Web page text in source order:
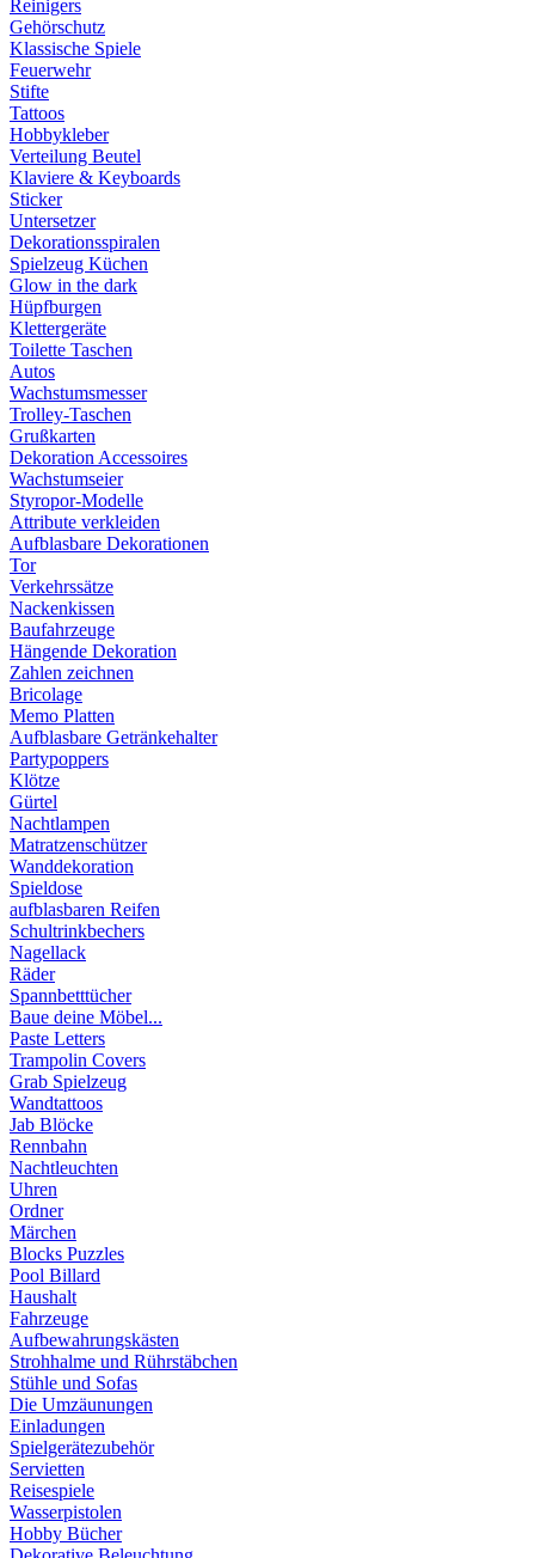
Reinigers
Gehörschutz
Klassische Spiele
Feuerwehr
Stifte
Tattoos
Hobbykleber
Verteilung Beutel
Klaviere & Keyboards
Sticker
Untersetzer
Dekorationsspiralen
Spielzeug Küchen
Glow in the dark
Hüpfburgen
Klettergeräte
Toilette Taschen
Autos
Wachstumsmesser
Trolley-Taschen
Grußkarten
Dekoration Accessoires
Wachstumseier
Styropor-Modelle
Attribute verkleiden
Aufblasbare Dekorationen
Tor
Verkehrssätze
Nackenkissen
Baufahrzeuge
Hängende Dekoration
Zahlen zeichnen
Bricolage
Memo Platten
Aufblasbare Getränkehalter
Partypoppers
Klötze
Gürtel
Nachtlampen
Matratzenschützer
Wanddekoration
Spieldose
aufblasbaren Reifen
Schultrinkbechers
Nagellack
Räder
Spannbetttücher
Baue deine Möbel...
Paste Letters
Trampolin Covers
Grab Spielzeug
Wandtattoos
Jab Blöcke
Rennbahn
Nachtleuchten
Uhren
Ordner
Märchen
Blocks Puzzles
Pool Billard
Haushalt
Fahrzeuge
Aufbewahrungskästen
Strohhalme und Rührstäbchen
Stühle und Sofas
Die Umzäunungen
Einladungen
Spielgerätezubehör
Servietten
Reisespiele
Wasserpistolen
Hobby Bücher